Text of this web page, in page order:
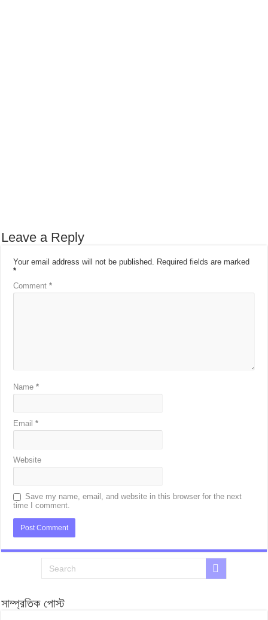
Leave a Reply
Your email address will not be published. Required fields are marked
*
Comment*
Name*
Email*
Website
Save my name, email, and website in this browser for the next
time I comment.
সাম্প্রতিক পোস্ট